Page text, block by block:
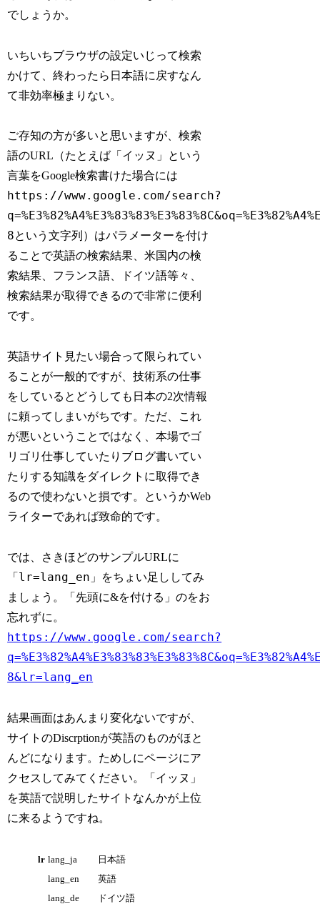
でしょうか。
いちいちブラウザの設定いじって検索
かけて、終わったら日本語に戻すなん
て非効率極まりない。
ご存知の方が多いと思いますが、検索
語のURL（たとえば「イッヌ」という
言葉をGoogle検索書けた場合には
https://www.google.com/search?
8という文字列）はパラメーターを付け
ることで英語の検索結果、米国内の検
索結果、フランス語、ドイツ語等々、
検索結果が取得できるので非常に便利
です。
英語サイト見たい場合って限られてい
ることが一般的ですが、技術系の仕事
をしているとどうしても日本の2次情報
に頼ってしまいがちです。ただ、これ
が悪いということではなく、本場でゴ
リゴリ仕事していたりブログ書いてい
たりする知識をダイレクトに取得でき
るので使わないと損です。というかWeb
ライターであれば致命的です。
では、さきほどのサンプルURLに
「 lr=lang_en 」をちょい足ししてみ
ましょう。「先頭に&を付ける」のをお
忘れずに。
https://www.google.com/search?
8&lr=lang_en
結果画面はあんまり変化ないですが、
サイトのDiscrptionが英語のものがほと
んどになります。ためしにページにア
クセスしてみてください。「イッヌ」
を英語で説明したサイトなんかが上位
に来るようですね。
lr lang_ja
日本語
lang_en
英語
lang_de
ドイツ語